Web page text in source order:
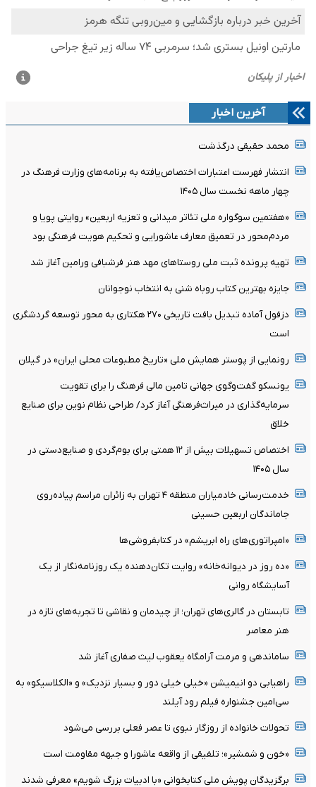
آخرین اخبار
محمد حقیقی درگذشت
انتشار فهرست اعتبارات اختصاص‌یافته به برنامه‌های وزارت فرهنگ در
چهار ماهه نخست سال ۱۴۰۵
«هفتمین سوگواره ملی تئاتر میدانی و تعزیه اربعین» روایتی پویا و
مردم‌محور در تعمیق معارف عاشورایی و تحکیم هویت فرهنگی بود
تهیه پرونده ثبت ملی روستاهای مهد هنر فرشبافی ورامین آغاز شد
جایزه بهترین کتاب روباه شنی به انتخاب نوجوانان
دزفول آماده تبدیل بافت تاریخی ۲۷۰ هکتاری به محور توسعه گردشگری
است
رونمایی از پوستر همایش ملی «تاریخ مطبوعات محلی ایران» در گیلان
یونسکو گفت‌وگوی جهانی تامین مالی فرهنگ را برای تقویت
سرمایه‌گذاری در میراث‌فرهنگی آغاز کرد/ طراحی نظام نوین برای صنایع
خلاق
اختصاص تسهیلات بیش از ۱۲ همتی برای بوم‌گردی و صنایع‌دستی در
سال ۱۴۰۵
خدمت‌رسانی خادمیاران منطقه ۴ تهران به زائران مراسم پیاده‌روی
جاماندگان اربعین حسینی
«امپراتوری‌های راه ابریشم» در کتابفروشی‌ها
«ده روز در دیوانه‌خانه» روایت تکان‌دهنده یک روزنامه‌نگار از یک
آسایشگاه روانی
تابستان در گالری‌های تهران؛ از چیدمان و نقاشی تا تجربه‌های تازه در
هنر معاصر
ساماندهی و مرمت آرامگاه یعقوب لیث صفاری آغاز شد
راهیابی دو انیمیشن «خیلی خیلی دور و بسیار نزدیک» و «الکلاسیکو» به
سی‌امین جشنواره فیلم رود آیلند
تحولات خانواده از روزگار نبوی تا عصر فعلی بررسی می‌شود
«خون و شمشیر»؛ تلفیقی از واقعه عاشورا و جبهه مقاومت است
برگزیدگان پویش ملی کتابخوانی «با ادبیات بزرگ شویم» معرفی شدند